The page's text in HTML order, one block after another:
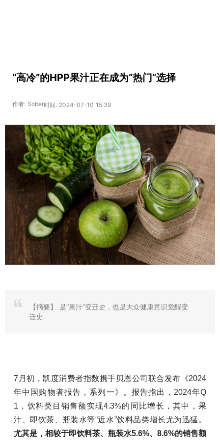
“高冷”的HPP果汁正在成为“热门”选择
作者: Sober时间: 2024-07-10 15:39
【摘要】
是“果汁”变迁史，也是大众健康意识觉醒变
迁史
7月初，凯度消费者指数携手贝恩公司联合发布《2024
年中国购物者报告，系列一》。报告指出，2024年Q
1，饮料类目销售额实现4.3%的同比增长，其中，果
汁、即饮茶、瓶装水等“近水”饮料品类增长尤为迅猛。
尤其是，相较于即饮料茶、瓶装水5.6%、8.6%的销售额